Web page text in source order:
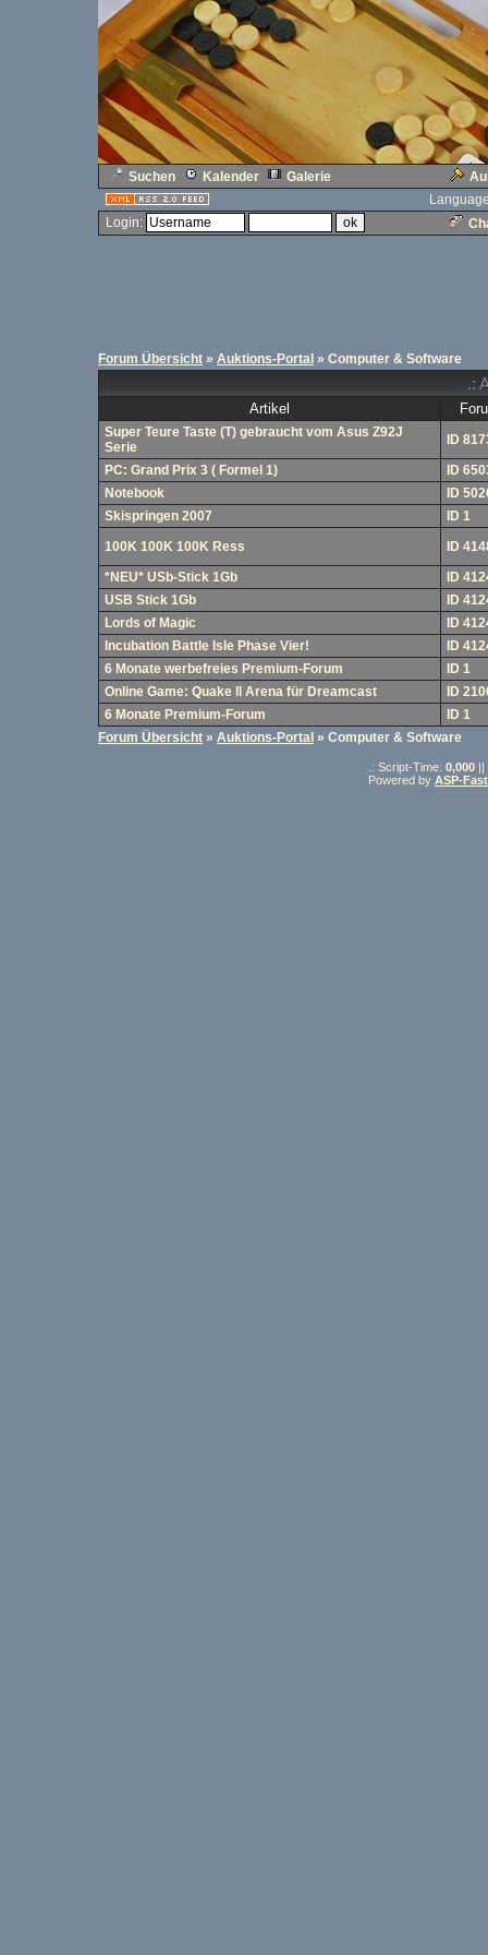
Suchen Kalender Galerie
Login:
Forum Übersicht » Auktions-Portal » Computer & Software
.:
Artikel
Super Teure Taste (T) gebraucht vom Asus Z92J
Serie
ID
PC: Grand Prix 3 ( Formel 1)
ID
Notebook
ID
Skispringen 2007
ID 1
100K 100K 100K Ress
ID
*NEU* USb-Stick 1Gb
ID
USB Stick 1Gb
ID
Lords of Magic
ID
Incubation Battle Isle Phase Vier!
ID
6 Monate werbefreies Premium-Forum
ID 1
Online Game: Quake ll Arena für Dreamcast
ID
6 Monate Premium-Forum
ID 1
Forum Übersicht » Auktions-Portal » Computer & Software
.: Script-Time: 0,000 ||
Powered by ASP-